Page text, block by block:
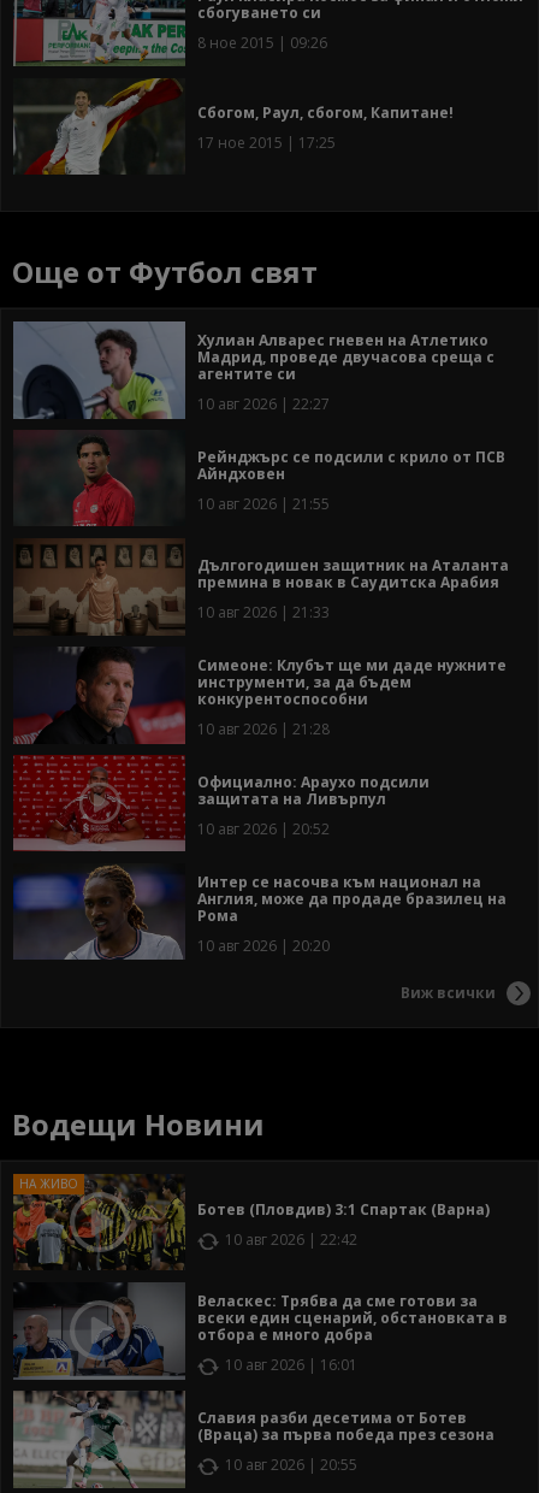
сбогуването си
8 ное 2015 | 09:26
Сбогом, Раул, сбогом, Капитане!
17 ное 2015 | 17:25
Още от Футбол свят
Хулиан Алварес гневен на Атлетико
Мадрид, проведе двучасова среща с
агентите си
10 авг 2026 | 22:27
Рейнджърс се подсили с крило от ПСВ
Айндховен
10 авг 2026 | 21:55
Дългогодишен защитник на Аталанта
премина в новак в Саудитска Арабия
10 авг 2026 | 21:33
Симеоне: Клубът ще ми даде нужните
инструменти, за да бъдем
конкурентоспособни
10 авг 2026 | 21:28
Официално: Араухо подсили
защитата на Ливърпул
10 авг 2026 | 20:52
Интер се насочва към национал на
Англия, може да продаде бразилец на
Рома
10 авг 2026 | 20:20
Виж всички
Водещи Новини
Ботев (Пловдив) 3:1 Спартак (Варна)
10 авг 2026 | 22:42
Веласкес: Трябва да сме готови за
всеки един сценарий, обстановката в
отбора е много добра
10 авг 2026 | 16:01
Славия разби десетима от Ботев
(Враца) за първа победа през сезона
10 авг 2026 | 20:55